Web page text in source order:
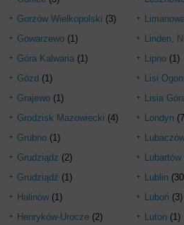
Gorzów Wielkopolski (3)
Gowarzewo (1)
Góra Kalwaria (1)
Gózd (1)
Grajewo (1)
Grodzisk Mazowiecki (4)
Grubno (1)
Grudziądz (2)
Grudziądź (1)
Halinów (1)
Henryków-Urocze (2)
Linden,
Lipno (1)
Lisi Ogon
Lisia
Londyn
Lubartów
Lublin
Luboń (3)
Luton (1)